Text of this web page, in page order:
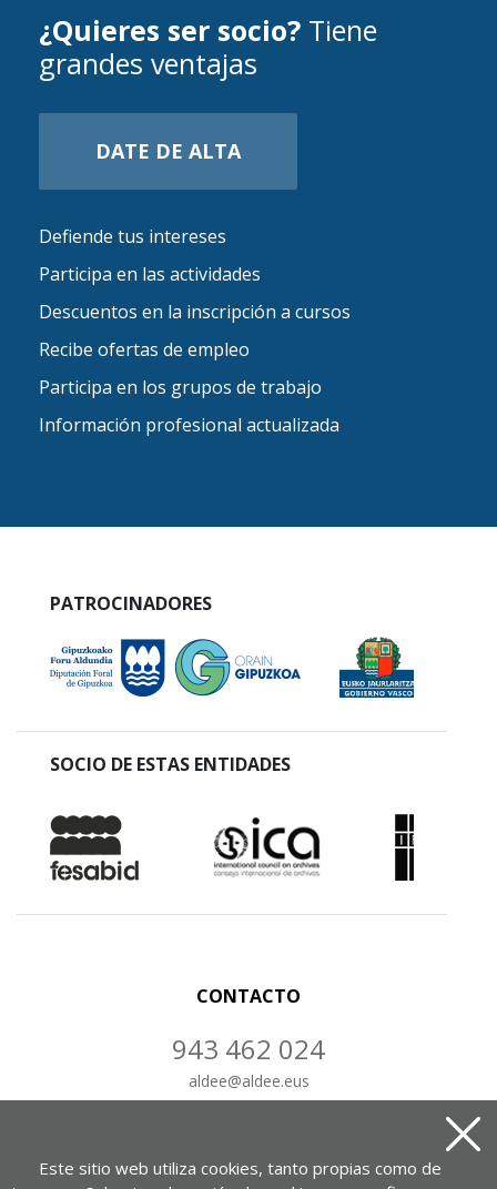
¿Quieres ser socio? Tiene
grandes ventajas
DATE DE ALTA
Defiende tus intereses
Participa en las actividades
Descuentos en la inscripción a cursos
Recibe ofertas de empleo
Participa en los grupos de trabajo
Información profesional actualizada
PATROCINADORES
SOCIO DE ESTAS ENTIDADES
CONTACTO
943 462 024
aldee@aldee.eus
Este sitio web utiliza cookies, tanto propias como de